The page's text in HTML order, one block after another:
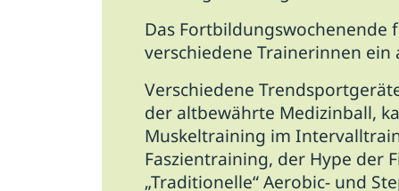
Das Fortbildungswochenende
verschiedene Trainerinnen
Verschiedene
der altbewährte Medizinball,
Muskeltraining im
Faszientraining, der Hype der
„Traditionelle“ Aerobic- und